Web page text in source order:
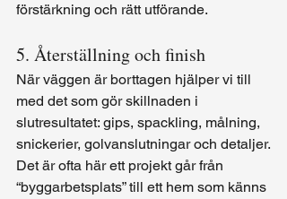
förstärkning och rätt utförande.
5. Återställning och finish
När väggen är borttagen hjälper vi till
med det som gör skillnaden i
slutresultatet: gips, spackling, målning,
snickerier, golvanslutningar och detaljer.
Det är ofta här ett projekt går från
“byggarbetsplats” till ett hem som känns